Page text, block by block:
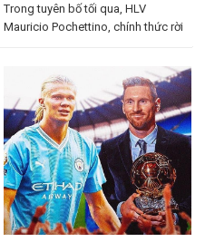
Trong tuyên bố tối qua, HLV
Mauricio Pochettino, chính thức rời